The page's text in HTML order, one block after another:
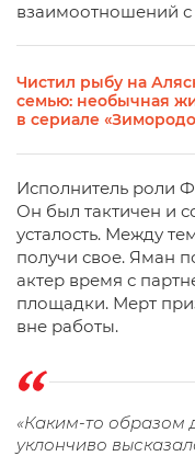
взаимоотношений
Чистил рыбу на
семью: необычная
в сериале
Исполнитель роли
Он был тактичен и
усталость. Между
получи свое. Яман
актер время с
площадки. Мерт
вне работы.
«Каким-то образом
уклончиво